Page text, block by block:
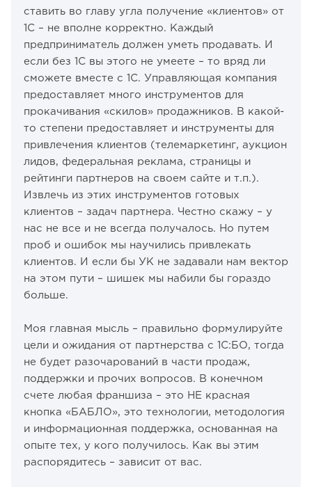
ставить во главу угла получение «клиентов» от
1С – не вполне корректно. Каждый
предприниматель должен уметь продавать. И
если без 1С вы этого не умеете – то вряд ли
сможете вместе с 1С. Управляющая компания
предоставляет много инструментов для
прокачивания «скилов» продажников. В какой-
то степени предоставляет и инструменты для
привлечения клиентов (телемаркетинг, аукцион
лидов, федеральная реклама, страницы и
рейтинги партнеров на своем сайте и т.п.).
Извлечь из этих инструментов готовых
клиентов – задач партнера. Честно скажу – у
нас не все и не всегда получалось. Но путем
проб и ошибок мы научились привлекать
клиентов. И если бы УК не задавали нам вектор
на этом пути – шишек мы набили бы гораздо
больше.
Моя главная мысль – правильно формулируйте
цели и ожидания от партнерства с 1С:БО, тогда
не будет разочарований в части продаж,
поддержки и прочих вопросов. В конечном
счете любая франшиза – это НЕ красная
кнопка «БАБЛО», это технологии, методология
и информационная поддержка, основанная на
опыте тех, у кого получилось. Как вы этим
распорядитесь – зависит от вас.